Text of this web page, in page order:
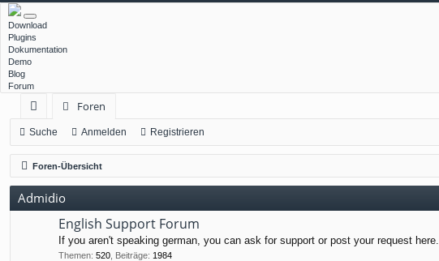
Download
Plugins
Dokumentation
Demo
Blog
Forum
ch
ne
llz
ug
Foren
Suche Anmelden Registrieren
Foren-Übersicht
Admidio
English Support Forum
If you aren't speaking german, you can ask for support or post your request here.
Themen: 520 Beiträge: 1984